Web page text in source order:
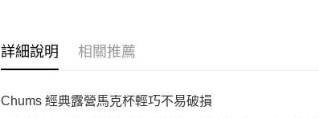
詳細說明 相關推薦
Chums 經典露營馬克杯輕巧不易破損